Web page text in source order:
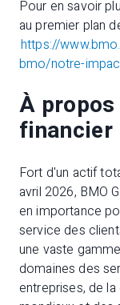
Pour en savoir
au premier plan
https://
bmo/notre-
À propos
financier
Fort d'un actif
avril 2026, BMO
en importance
service des
une vaste
domaines des
entreprises, de